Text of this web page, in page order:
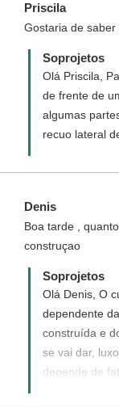
Disponha para
prazer ter
clientes.
Priscila
Gostaria de
Soprojetos
Olá Priscila,
de frente de
algumas
recuo lateral
Denis
Boa tarde ,
construçao
Soprojetos
Olá Denis, O
dependente
construída e
se vai dar,
depende de